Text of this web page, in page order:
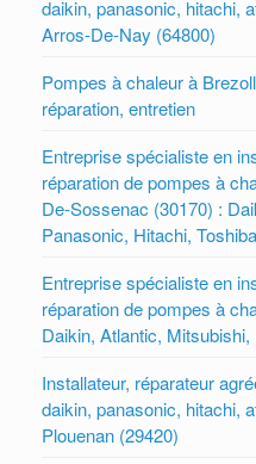
daikin, panasonic, hitachi,
Arros-De-Nay (64800)
Pompes à chaleur à
réparation, entretien
Entreprise spécialiste en
réparation de pompes à
De-Sossenac (30170) :
Panasonic, Hitachi, Toshiba
Entreprise spécialiste en
réparation de pompes à
Daikin, Atlantic,
Installateur, réparateur
daikin, panasonic, hitachi,
Plouenan (29420)